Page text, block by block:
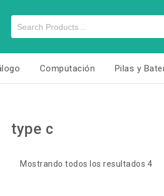
Computación Pilas y
type c
Mostrando todos los resultados 4